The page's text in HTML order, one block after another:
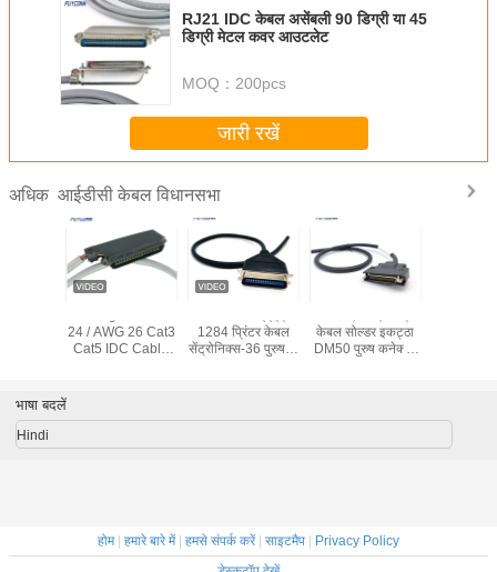
RJ21 IDC केबल असेंबली 90 डिग्री या 45
डिग्री मेटल कवर आउटलेट
MOQ： 200pcs
जारी रखें
अधिक आईडीसी केबल विधानसभा
24 / AWG 26 Cat3
Cat5 IDC Cable
1284 प्रिंटर केबल
सेंट्रोनिक्स-36 पुरुष से
केबल सोल्डर इकट्ठा
DM50 पुरुष कनेक्टर
भाषा बदलें
Hindi
होम| हमारे बारे में| हमसे संपर्क करें| साइटमैप
Privacy Policy